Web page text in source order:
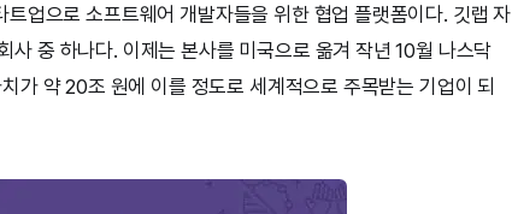
업으로 소프트웨어 개발자들을 위한 협업 플랫폼이다. 깃랩 자
사 중 하나다. 이제는 본사를 미국으로 옮겨 작년 10월 나스닥
가 약 20조 원에 이를 정도로 세계적으로 주목받는 기업이 되